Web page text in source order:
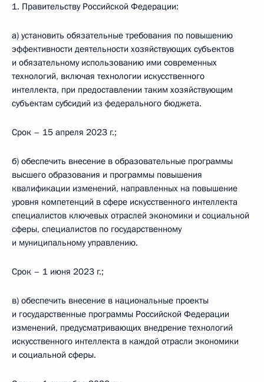
1. Правительству Российской Федерации:
а) установить обязательные требования по повышению
эффективности деятельности хозяйствующих субъектов
и обязательному использованию ими современных
технологий, включая технологии искусственного
интеллекта, при предоставлении таким хозяйствующим
субъектам субсидий из федерального бюджета.
Срок – 15 апреля 2023 г.;
б) обеспечить внесение в образовательные программы
высшего образования и программы повышения
квалификации изменений, направленных на повышение
уровня компетенций в сфере искусственного интеллекта
специалистов ключевых отраслей экономики и социальной
сферы, специалистов по государственному
и муниципальному управлению.
Срок – 1 июня 2023 г.;
в) обеспечить внесение в национальные проекты
и государственные программы Российской Федерации
изменений, предусматривающих внедрение технологий
искусственного интеллекта в каждой отрасли экономики
и социальной сферы.